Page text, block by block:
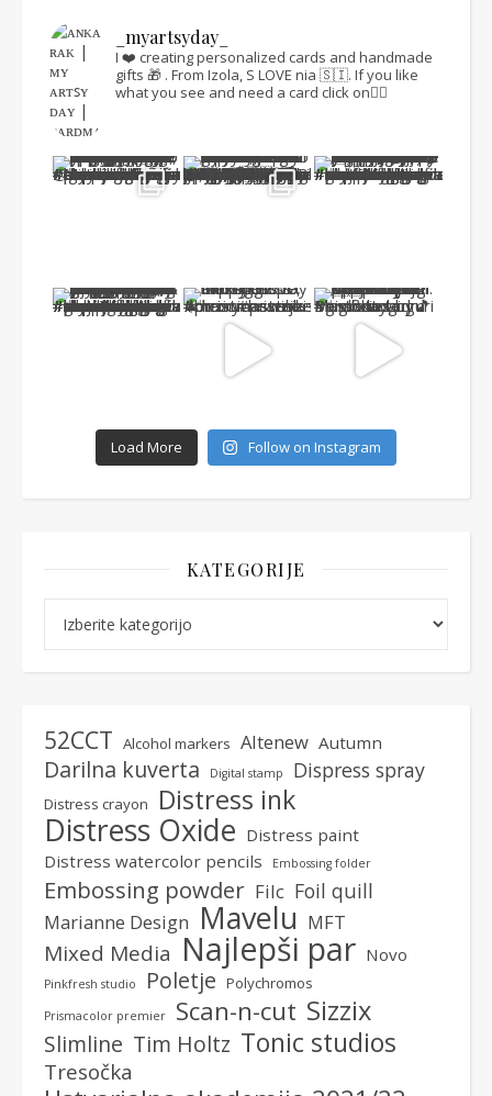
_myartsyday_
I ❤️ creating personalized cards and handmade
gifts 🎁 . From Izola, S LOVE nia 🇸🇮. If you like
what you see and need a card click on👇🏻
Load More Follow on Instagram
KATEGORIJE
52CCT Alcohol markers Altenew Autumn
Darilna kuverta Digital stamp Dispress spray
Distress crayon Distress ink
Distress Oxide Distress paint
Distress watercolor pencils
Embossing folder
Embossing powder Filc Foil quill
Marianne Design Mavelu MFT
Mixed Media Najlepši par Novo
Pinkfresh studio Poletje Polychromos
Prismacolor premier Scan-n-cut Sizzix
Slimline Tim Holtz Tonic studios
Tresočka